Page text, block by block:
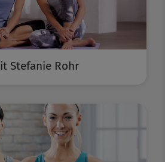
Stefanie Rohr